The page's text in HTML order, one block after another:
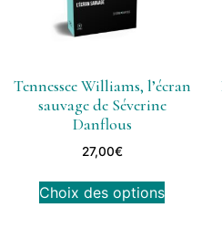
Tennessee Williams, l’écran
sauvage de Séverine
Danflous
27,00€
Choix des options